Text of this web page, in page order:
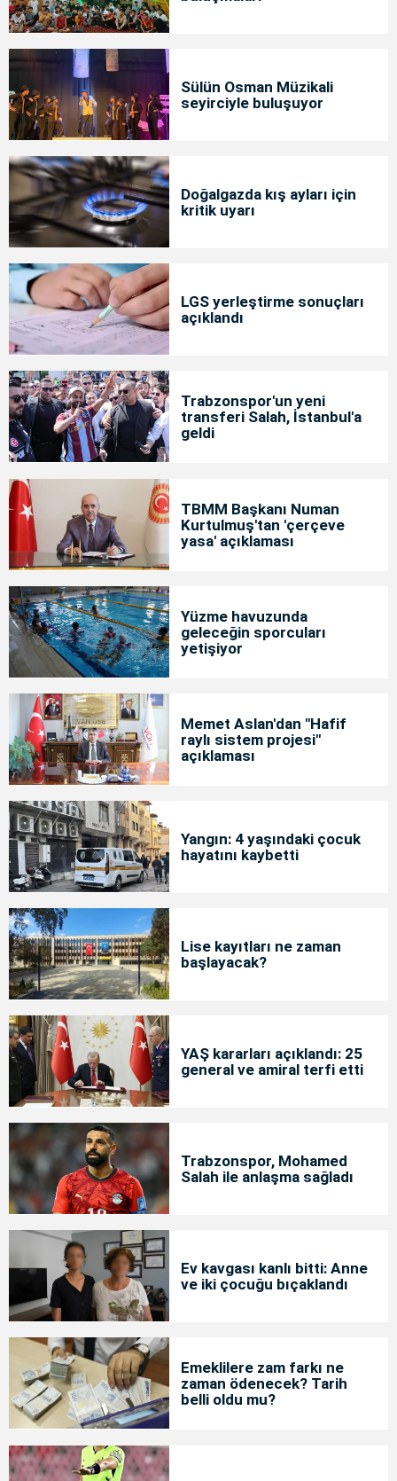
Sülün Osman Müzikali
seyirciyle buluşuyor
Doğalgazda kış ayları için
kritik uyarı
LGS yerleştirme sonuçları
açıklandı
Trabzonspor'un yeni
transferi Salah, İstanbul'a
geldi
TBMM Başkanı Numan
Kurtulmuş'tan 'çerçeve
yasa' açıklaması
Yüzme havuzunda
geleceğin sporcuları
yetişiyor
Memet Aslan'dan "Hafif
raylı sistem projesi"
açıklaması
Yangın: 4 yaşındaki çocuk
hayatını kaybetti
Lise kayıtları ne zaman
başlayacak?
YAŞ kararları açıklandı: 25
general ve amiral terfi etti
Trabzonspor, Mohamed
Salah ile anlaşma sağladı
Ev kavgası kanlı bitti: Anne
ve iki çocuğu bıçaklandı
Emeklilere zam farkı ne
zaman ödenecek? Tarih
belli oldu mu?